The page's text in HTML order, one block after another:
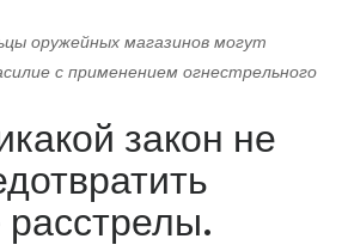
оружейных магазинов могут
с применением огнестрельного
закон не